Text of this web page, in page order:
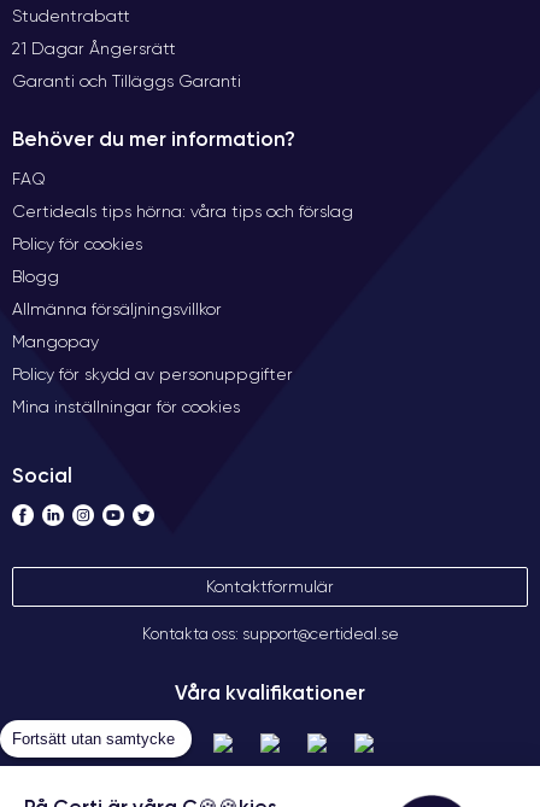
Studentrabatt
21 Dagar Ångersrätt
Garanti och Tilläggs Garanti
Behöver du mer information?
FAQ
Certideals tips hörna: våra tips och förslag
Policy för cookies
Blogg
Allmänna försäljningsvillkor
Mangopay
Policy för skydd av personuppgifter
Mina inställningar för cookies
Social
Kontaktformulär
Kontakta oss: support@certideal.se
Våra kvalifikationer
Fortsätt utan samtycke